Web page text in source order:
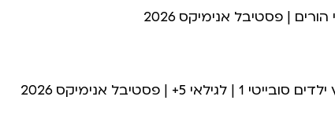
| פסטיבל אנימיקס 2026